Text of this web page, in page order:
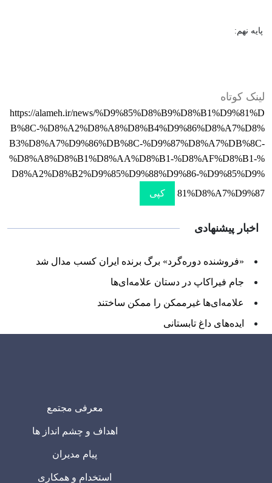
پایه نهم:
لینک کوتاه
https://alameh.ir/news/%D9%85%D8%B9%D8%B1%D9%81%D
B%8C-%D8%A2%D8%A8%D8%B4%D9%86%D8%A7%D8%
B3%D8%A7%D9%86%DB%8C-%D9%87%D8%A7%DB%8C-
%D8%A8%D8%B1%D8%AA%D8%B1-%D8%AF%D8%B1-%
D8%A2%D8%B2%D9%85%D9%88%D9%86-%D9%85%D9%
81%D8%A7%D9%87
کپی
اخبار پیشنهادی
«فروشنده دوره‌گرد» برگ برنده ایران کسب مدال شد
جام فیراکاپ در دستان علامه‌ای‌ها
علامه‌ای‌ها غیرممکن را ممکن ساختند
ایده‌های داغ تابستانی
معرفی مجتمع
اهداف و چشم انداز ها
پیام مدیران
استخدام و همکاری